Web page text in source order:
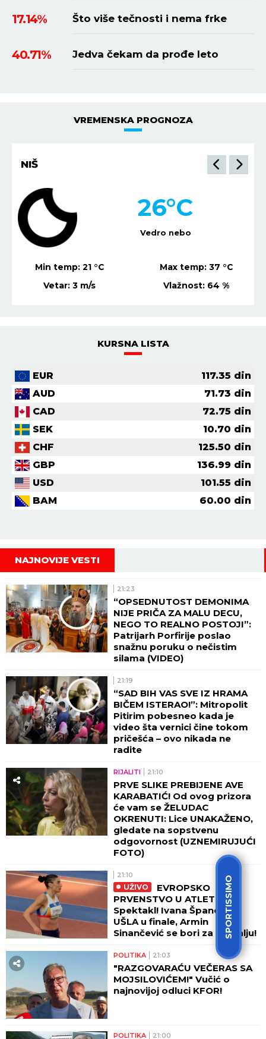
SPORTISSIMO
17.14% Što više tečnosti i nema frke
40.71% Jedva čekam da prođe leto
VREMENSKA PROGNOZA
NIŠ
Vedro nebo
26°C
Min temp: 21 °C Max temp: 37 °C
Vetar:3 m/s Vlažnost: 64 %
KURSNA LISTA
EUR 117.35 din
AUD
71.73 din
CAD
72.75 din
SEK
10.70 din
CHF
125.50 din
GBP
136.99 din
USD
101.55 din
BAM
60.00 din
NAJNOVIJE VESTI
21:23
“OPSEDNUTOST DEMONIMA
NIJE PRIČA ZA MALU DECU,
NEGO TO REALNO POSTOJI”:
Patrijarh Porfirije poslao
snažnu poruku o nečistim
silama (VIDEO)
21:19
“SAD BIH VAS SVE IZ HRAMA
BIČEM ISTERAO!”: Mitropolit
Pitirim pobesneo kada je
video šta vernici čine tokom
pričešća – ovo nikada ne
radite
RIJALITI 21:10
PRVE SLIKE PREBIJENE AVE
KARABATIĆ! Od ovog prizora
će vam se ŽELUDAC
OKRENUTI: Lice UNAKAŽENO,
gledate na sopstvenu
odgovornost (UZNEMIRUJUĆI
FOTO)
21:10
UŽIVO
EVROPSKO
PRVENSTVO U ATLETICI!
Spektakl! Ivana Španović
UŠLA u finale, Armin
Sinančević se bori za medalju!
POLITIKA 21:03
"RAZGOVARAĆU VEČERAS SA
MOJSILOVIĆEM!" Vučić o
najnovijoj odluci KFOR!
POLITIKA 21:00